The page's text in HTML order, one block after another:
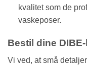
kvalitet som de
vaskeposer.
Bestil dine
Vi ved, at små